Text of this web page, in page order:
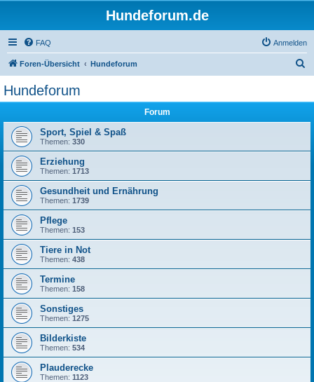
Hundeforum.de
FAQ Anmelden
Foren-Übersicht Hundeforum
Hundeforum
Forum
Sport, Spiel & Spaß
Themen: 330
Erziehung
Themen: 1713
Gesundheit und Ernährung
Themen: 1739
Pflege
Themen: 153
Tiere in Not
Themen: 438
Termine
Themen: 158
Sonstiges
Themen: 1275
Bilderkiste
Themen: 534
Plauderecke
Themen: 1123